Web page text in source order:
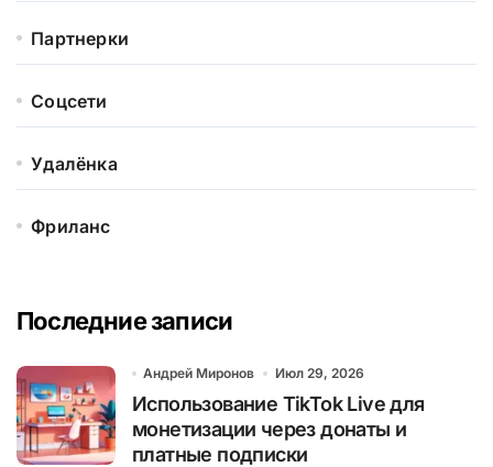
Партнерки
Соцсети
Удалёнка
Фриланс
Последние записи
Андрей Миронов Июл 29, 2026
Использование TikTok Live для
монетизации через донаты и
платные подписки